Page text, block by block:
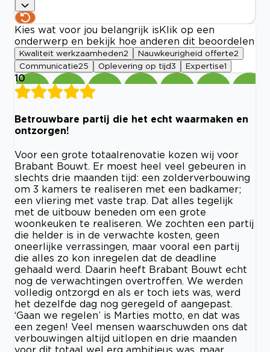
Kies wat voor jou belangrijk is Klik op een
onderwerp en bekijk hoe anderen dit beoordelen
Kwaliteit werkzaamheden2 Nauwkeurigheid offerte2
Communicatie25 Oplevering op tijd3 Expertise1
10
Betrouwbare partij die het echt waarmaken en
ontzorgen!
Voor een grote totaalrenovatie kozen wij voor
Brabant Bouwt. Er moest heel veel gebeuren in
slechts drie maanden tijd: een zolderverbouwing
om 3 kamers te realiseren met een badkamer;
een vliering met vaste trap. Dat alles tegelijk
met de uitbouw beneden om een grote
woonkeuken te realiseren. We zochten een partij
die helder is in de verwachte kosten, geen
oneerlijke verrassingen, maar vooral een partij
die alles zo kon inregelen dat de deadline
gehaald werd. Daarin heeft Brabant Bouwt echt
nog de verwachtingen overtroffen. We werden
volledig ontzorgd en als er toch iets was, werd
het dezelfde dag nog geregeld of aangepast.
‘Gaan we regelen’ is Marties motto, en dat was
een zegen! Veel mensen waarschuwden ons dat
verbouwingen altijd uitlopen en drie maanden
voor dit totaal wel erg ambitieus was, maar